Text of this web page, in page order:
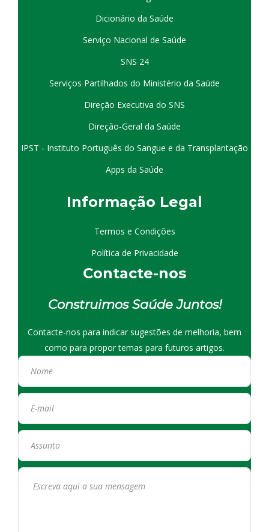
Dicionário da Saúde
Serviço Nacional de Saúde
SNS 24
Serviços Partilhados do Ministério da Saúde
Direção Executiva do SNS
Direção-Geral da Saúde
IPST - Instituto Português do Sangue e da Transplantação
Apps da Saúde
Informação Legal
Termos e Condições
Política de Privacidade
Contacte-nos
Construimos Saúde Juntos!
Contacte-nos para indicar sugestões de melhoria, bem
como para propor temas para futuros artigos.